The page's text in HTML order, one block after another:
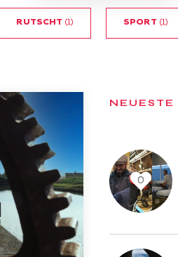
RUTSCHT (1) SPORT (1)
NEUESTE
0